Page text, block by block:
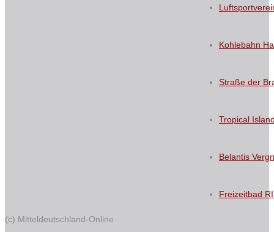
Kohlebahn
Straße der
Tropical
Belantis
Freizeitbad
(c) Mitteldeutschland-Online